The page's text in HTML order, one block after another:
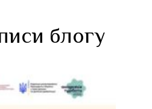
блогу